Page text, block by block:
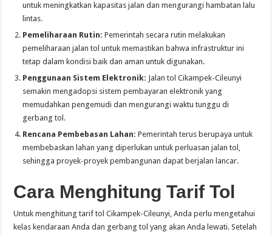
untuk meningkatkan kapasitas jalan dan mengurangi hambatan lalu
lintas.
Pemeliharaan Rutin: Pemerintah secara rutin melakukan
pemeliharaan jalan tol untuk memastikan bahwa infrastruktur ini
tetap dalam kondisi baik dan aman untuk digunakan.
Penggunaan Sistem Elektronik: Jalan tol Cikampek-Cileunyi
semakin mengadopsi sistem pembayaran elektronik yang
memudahkan pengemudi dan mengurangi waktu tunggu di
gerbang tol.
Rencana Pembebasan Lahan: Pemerintah terus berupaya untuk
membebaskan lahan yang diperlukan untuk perluasan jalan tol,
sehingga proyek-proyek pembangunan dapat berjalan lancar.
Cara Menghitung Tarif Tol
Untuk menghitung tarif tol Cikampek-Cileunyi, Anda perlu mengetahui
kelas kendaraan Anda dan gerbang tol yang akan Anda lewati. Setelah